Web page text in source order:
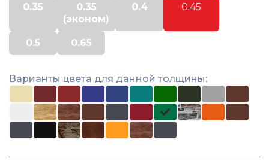
0.35
0.35
(эконом)
0.4 0.45
0.5 0.65
Варианты цвета для данной толщины: